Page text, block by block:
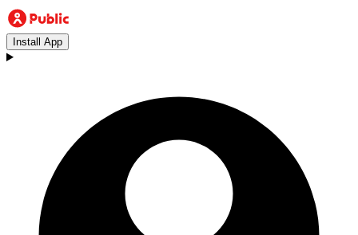
Install App